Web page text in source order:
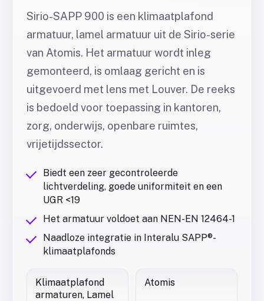
Sirio-SAPP 900 is een klimaatplafond
armatuur, lamel armatuur uit de Sirio-serie
van Atomis. Het armatuur wordt inleg
gemonteerd, is omlaag gericht en is
uitgevoerd met lens met Louver. De reeks
is bedoeld voor toepassing in kantoren,
zorg, onderwijs, openbare ruimtes,
vrijetijdssector.
Biedt een zeer gecontroleerde
lichtverdeling, goede uniformiteit en een
UGR <19
Het armatuur voldoet aan NEN-EN 12464-1
Naadloze integratie in Interalu SAPP®-
klimaatplafonds
Klimaatplafond
armaturen, Lamel
Atomis